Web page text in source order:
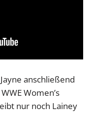
anschließend
Women’s
nur noch Lainey